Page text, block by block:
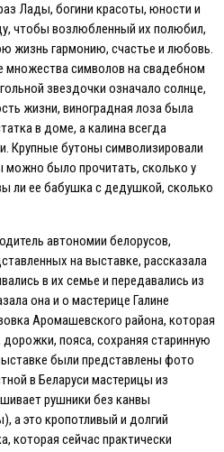
Лады, богини красоты, юности и
чтобы возлюбленный их полюбил,
жизнь гармонию, счастье и любовь.
множества символов на свадебном
звездочки означало солнце,
жизни, виноградная лоза была
в доме, а калина всегда
Крупные бутоны символизировали
было прочитать, сколько у
ли ее бабушка с дедушкой, сколько
автономии белорусов,
на выставке, рассказала
в их семье и передавались из
она и о мастерице Галине
Аромашевского района, которая
пояса, сохраняя старинную
были представлены фото
в Беларуси мастерицы из
рушники без канвы
а это кропотливый и долгий
которая сейчас практически